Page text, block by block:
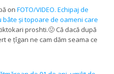
onFOTO/VIDEO. Echipaj de
și topoare de oameni care
proshti.🤢 Că dacă după
e țîgan ne cam dăm seama ce